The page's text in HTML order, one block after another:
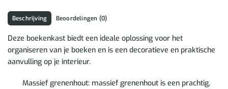
Beschrijving Beoordelingen (0)
Deze boekenkast biedt een ideale oplossing voor het
organiseren van je boeken en is een decoratieve en praktische
aanvulling op je interieur.
Massief grenenhout: massief grenenhout is een prachtig,